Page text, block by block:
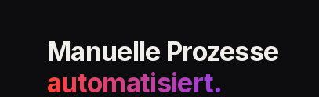
Manuelle Prozesse
automatisiert.